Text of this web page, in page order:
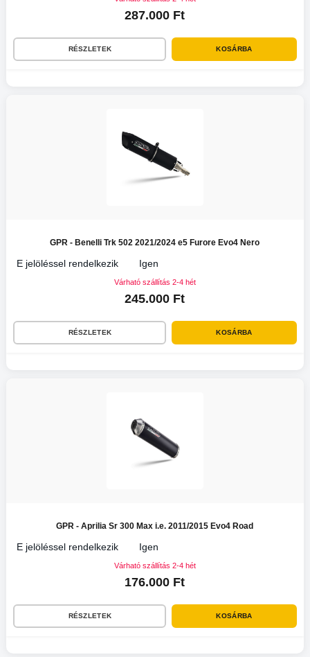
287.000 Ft
RÉSZLETEK KOSÁRBA
GPR - Benelli Trk 502 2021/2024 e5 Furore Evo4 Nero
E jelöléssel rendelkezik Igen
Várható szállítás 2-4 hét
245.000 Ft
RÉSZLETEK KOSÁRBA
GPR - Aprilia Sr 300 Max i.e. 2011/2015 Evo4 Road
E jelöléssel rendelkezik Igen
Várható szállítás 2-4 hét
176.000 Ft
RÉSZLETEK KOSÁRBA